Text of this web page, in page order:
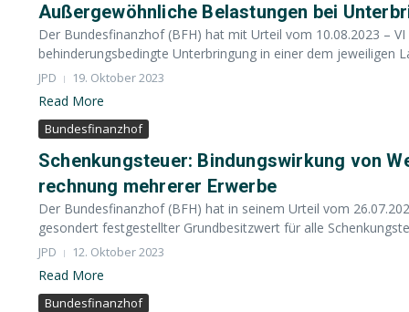
Außergewöhnliche Belastungen bei
Der Bundesfinanzhof (BFH) hat mit Urteil vom 10.08.2023 –
behinderungsbedingte Unterbringung in einer dem jeweiligen
JPD 19. Oktober 2023
Read More
Bundesfinanzhof
Schenkungsteuer: Bindungswirkung von
rechnung mehrerer Erwerbe
Der Bundesfinanzhof (BFH) hat in seinem Urteil vom
gesondert festgestellter Grundbesitzwert für alle
JPD 12. Oktober 2023
Read More
Bundesfinanzhof